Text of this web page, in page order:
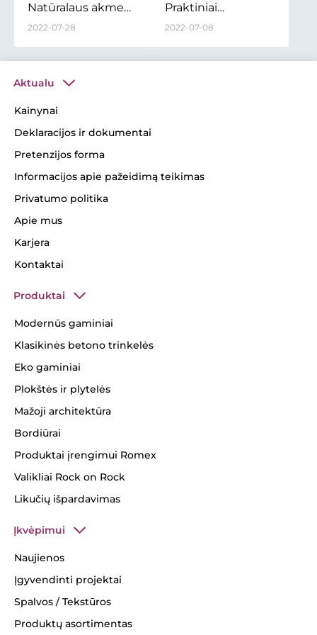
Natūralaus akmens
faktūros gaminiai
2022-07-28
Praktiniai
patarimai: kaip
įsirengiant dangą
2022-07-08
Aktualu
Kainynai
Deklaracijos ir dokumentai
Pretenzijos forma
Informacijos apie pažeidimą teikimas
Privatumo politika
Apie mus
Karjera
Kontaktai
Produktai
Modernūs gaminiai
Klasikinės betono trinkelės
Eko gaminiai
Plokštės ir plytelės
Mažoji architektūra
Bordiūrai
Produktai įrengimui Romex
Valikliai Rock on Rock
Likučių išpardavimas
Įkvėpimui
Naujienos
Įgyvendinti projektai
Spalvos / Tekstūros
Produktų asortimentas